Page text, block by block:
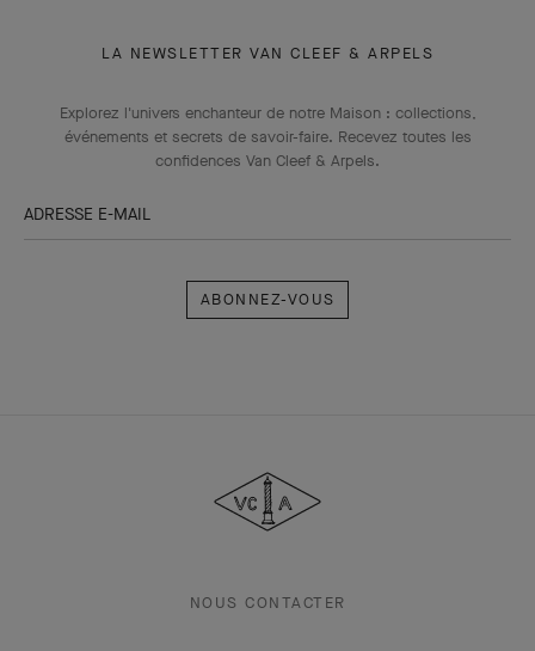
LA NEWSLETTER VAN CLEEF & ARPELS
Explorez l'univers enchanteur de notre Maison : collections,
événements et secrets de savoir-faire. Recevez toutes les
confidences Van Cleef & Arpels​.
ADRESSE E-MAIL
vous
&
Arpels
NOUS CONTACTER